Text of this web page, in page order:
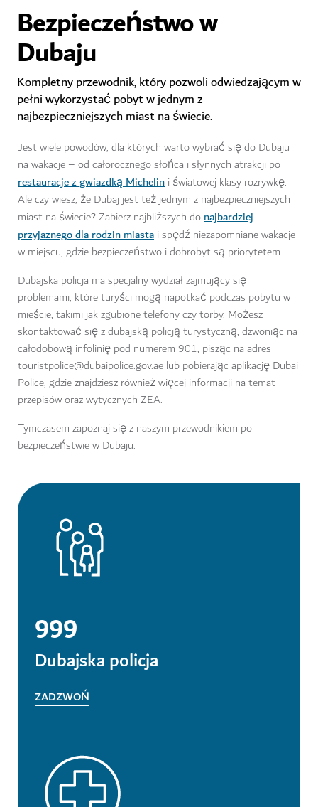
Bezpieczeństwo w
Dubaju
Kompletny przewodnik, który pozwoli odwiedzającym w
pełni wykorzystać pobyt w jednym z
najbezpieczniejszych miast na świecie.
Jest wiele powodów, dla których warto wybrać się do Dubaju
na wakacje – od całorocznego słońca i słynnych atrakcji po
restauracje z gwiazdką Michelin i światowej klasy rozrywkę.
Ale czy wiesz, że Dubaj jest też jednym z najbezpieczniejszych
miast na świecie? Zabierz najbliższych donajbardziej
przyjaznego dla rodzin miasta i spędź niezapomniane wakacje
w miejscu, gdzie bezpieczeństwo i dobrobyt są priorytetem.
Dubajska policja ma specjalny wydział zajmujący się
problemami, które turyści mogą napotkać podczas pobytu w
mieście, takimi jak zgubione telefony czy torby. Możesz
skontaktować się z dubajską policją turystyczną, dzwoniąc na
całodobową infolinię pod numerem 901, pisząc na adres
touristpolice@dubaipolice.gov.ae lub pobierając aplikację Dubai
Police, gdzie znajdziesz również więcej informacji na temat
przepisów oraz wytycznych ZEA.
Tymczasem zapoznaj się z naszym przewodnikiem po
bezpieczeństwie w Dubaju.
999
Dubajska policja
ZADZWOŃ